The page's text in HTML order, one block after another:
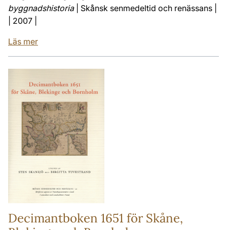
byggnadshistoria| Skånsk senmedeltid och renässans |
| 2007 |
Läs mer
Decimantboken 1651 för Skåne,